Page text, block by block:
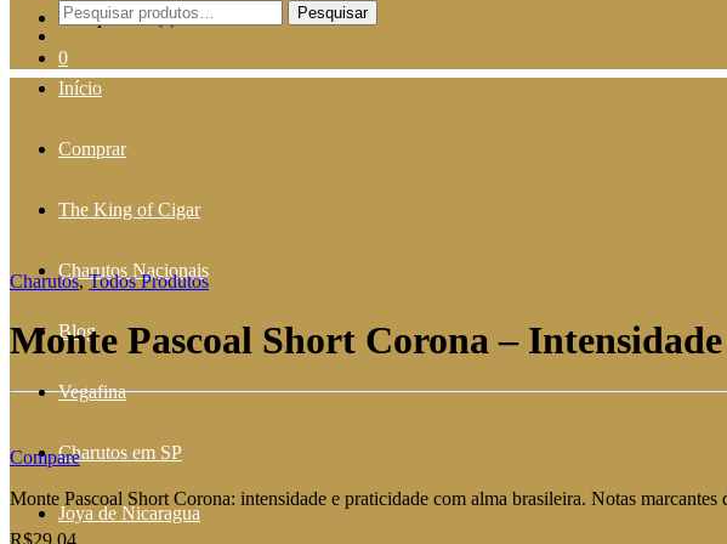
Sem produto(s) no carrinho.
Início
Comprar
The King of Cigar
Charutos Nacionais
Blog
Vegafina
Charutos em SP
Joya de Nicaragua
Pesquisar
por:
Pesquisar
0
Charutos,Todos Produtos
Monte Pascoal Short Corona –
Compare
Monte Pascoal Short Corona: intensidade e praticidade com alma brasileira. Notas
R$29,04